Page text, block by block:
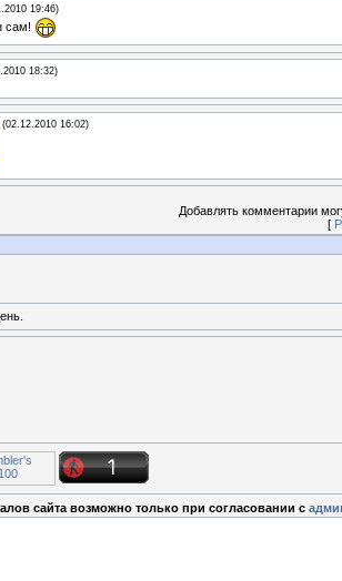
19:46)
сам!
18:32)
(02.12.2010 16:02)
Добавлять комментарии
[
сайта возможно только при согласовании с